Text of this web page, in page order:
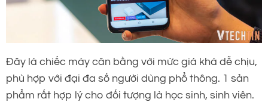
Đây là chiếc máy cân bằng với mức giá khá dễ chịu,
phù hợp với đại đa số người dùng phổ thông. 1 sản
phẩm rất hợp lý cho đối tượng là học sinh, sinh viên.